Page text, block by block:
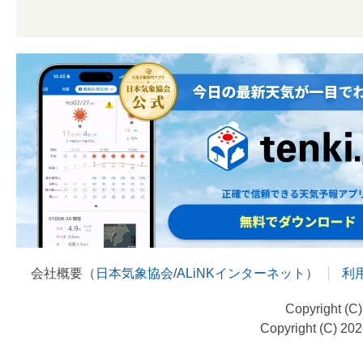
会社概要（ 日本気象協会/ALiNKインターネット ） 利
Copyright
Copyright (C)